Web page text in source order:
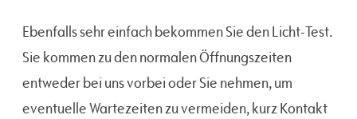
Ebenfalls sehr einfach bekommen Sie den Licht-Test.
Sie kommen zu den normalen Öffnungszeiten
entweder bei uns vorbei oder Sie nehmen, um
eventuelle Wartezeiten zu vermeiden, kurz Kontakt